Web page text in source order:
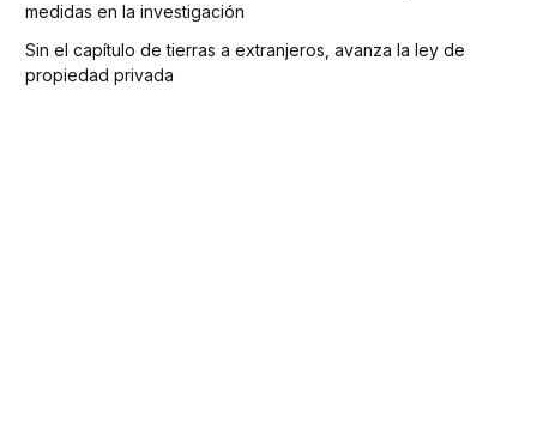
medidas en la investigación
Sin el capítulo de tierras a extranjeros, avanza la ley de
propiedad privada